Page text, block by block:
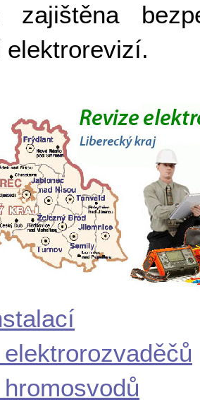
zajištěna
elektrorevizí.
elektrorozvaděčů
hromosvodů